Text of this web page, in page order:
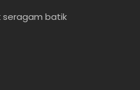
seragam batik